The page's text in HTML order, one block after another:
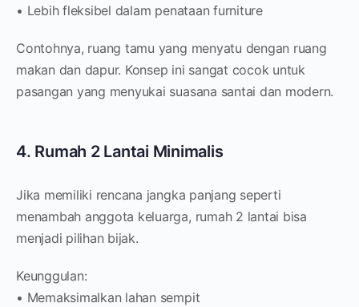
• Lebih fleksibel dalam penataan furniture
Contohnya, ruang tamu yang menyatu dengan ruang
makan dan dapur. Konsep ini sangat cocok untuk
pasangan yang menyukai suasana santai dan modern.
4. Rumah 2 Lantai Minimalis
Jika memiliki rencana jangka panjang seperti
menambah anggota keluarga, rumah 2 lantai bisa
menjadi pilihan bijak.
Keunggulan:
• Memaksimalkan lahan sempit